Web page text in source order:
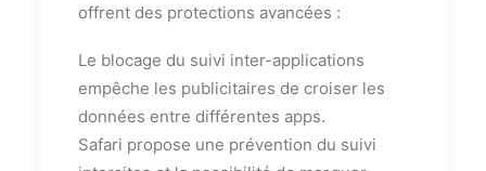
offrent des protections avancées :
Le blocage du suivi inter-applications
empêche les publicitaires de croiser les
données entre différentes apps.
Safari propose une prévention du suivi